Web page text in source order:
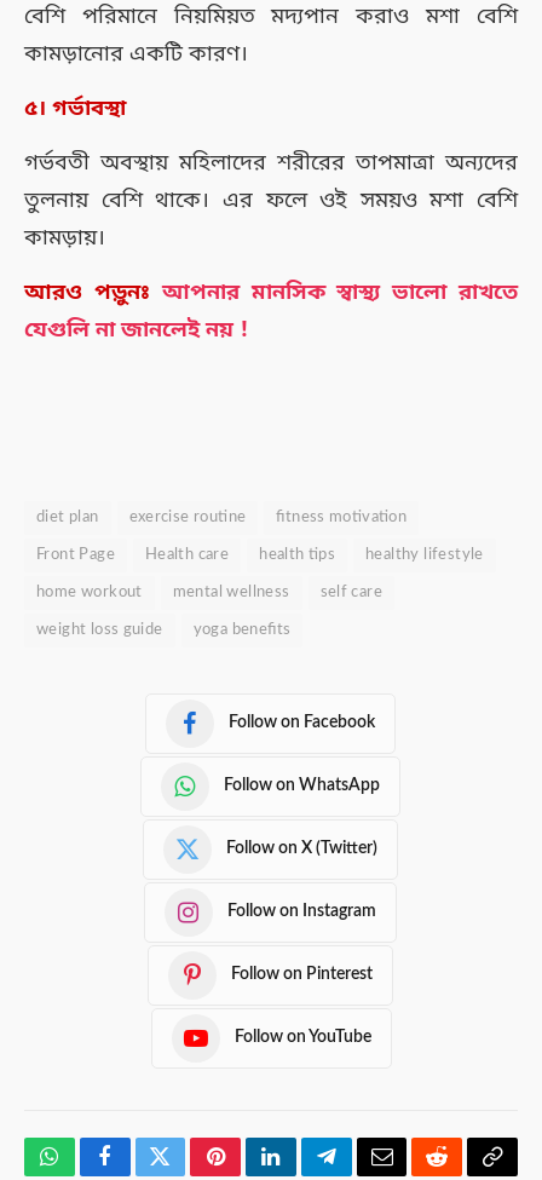
বেশি পরিমানে নিয়মিয়ত মদ্যপান করাও মশা বেশি
কামড়ানোর একটি কারণ।
৫। গর্ভাবস্থা
গর্ভবতী অবস্থায় মহিলাদের শরীরের তাপমাত্রা অন্যদের
তুলনায় বেশি থাকে। এর ফলে ওই সময়ও মশা বেশি
কামড়ায়।
আরও পড়ুনঃ আপনার মানসিক স্বাস্থ্য ভালো রাখতে
যেগুলি না জানলেই নয় !
diet plan exercise routine fitness motivation
Front Page Health care health tips healthy lifestyle
home workout mental wellness self care
weight loss guide yoga benefits
Follow on Facebook
Follow on WhatsApp
Follow on X (Twitter)
Follow on Instagram
Follow on Pinterest
Follow on YouTube
WhatsAppFacebookTwitterPinterestLinkedInTelegramEmailRedditCopy